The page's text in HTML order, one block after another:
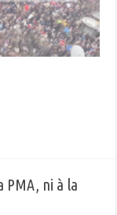
PMA, ni à la